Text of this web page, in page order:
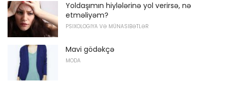
Yoldaşımın hiylələrinə yol verirsə, nə
etməliyəm?
PSIXOLOGIYA VƏ MÜNASIBƏTLƏR
Mavi gödəkçə
MODA